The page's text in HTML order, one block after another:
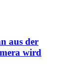
aus der
wird